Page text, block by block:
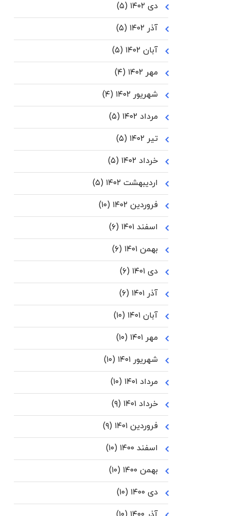
دی ۱۴۰۲
(۵)
آذر ۱۴۰۲
(۵)
آبان ۱۴۰۲
(۵)
مهر ۱۴۰۲
(۴)
شهریور ۱۴۰۲
(۴)
مرداد ۱۴۰۲
(۵)
تیر ۱۴۰۲
(۵)
خرداد ۱۴۰۲
(۵)
اردیبهشت ۱۴۰۲
(۵)
فروردین ۱۴۰۲
(۱۰)
اسفند ۱۴۰۱
(۶)
بهمن ۱۴۰۱
(۶)
دی ۱۴۰۱
(۶)
آذر ۱۴۰۱
(۶)
آبان ۱۴۰۱
(۱۰)
مهر ۱۴۰۱
(۱۰)
شهریور ۱۴۰۱
(۱۰)
مرداد ۱۴۰۱
(۱۰)
خرداد ۱۴۰۱
(۹)
فروردین ۱۴۰۱
(۹)
اسفند ۱۴۰۰
(۱۰)
بهمن ۱۴۰۰
(۱۰)
دی ۱۴۰۰
(۱۰)